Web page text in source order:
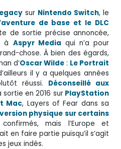
sur Nintendo Switch, le
de base et le DLC
de sortie précise annoncée,
à Aspyr Media qui n’a pour
chose. À bien des égards,
d’Oscar Wilde: Le Portrait
il y a quelques années
réussi. Déconseillé aux
en 2016 surPlayStation
Mac, Layers of Fear dans sa
physique sur certains
mais l’Europe et
en faire partie puisqu’il s’agit
jeux indés.